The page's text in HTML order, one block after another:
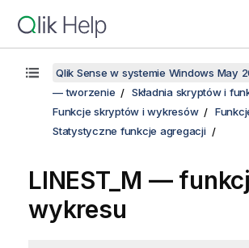
Qlik Sense w systemie Windows May
— tworzenie
Składnia skryptów i
Funkcje skryptów i wykresów
Statystyczne funkcje agregacji
LINEST_M —
wykresu